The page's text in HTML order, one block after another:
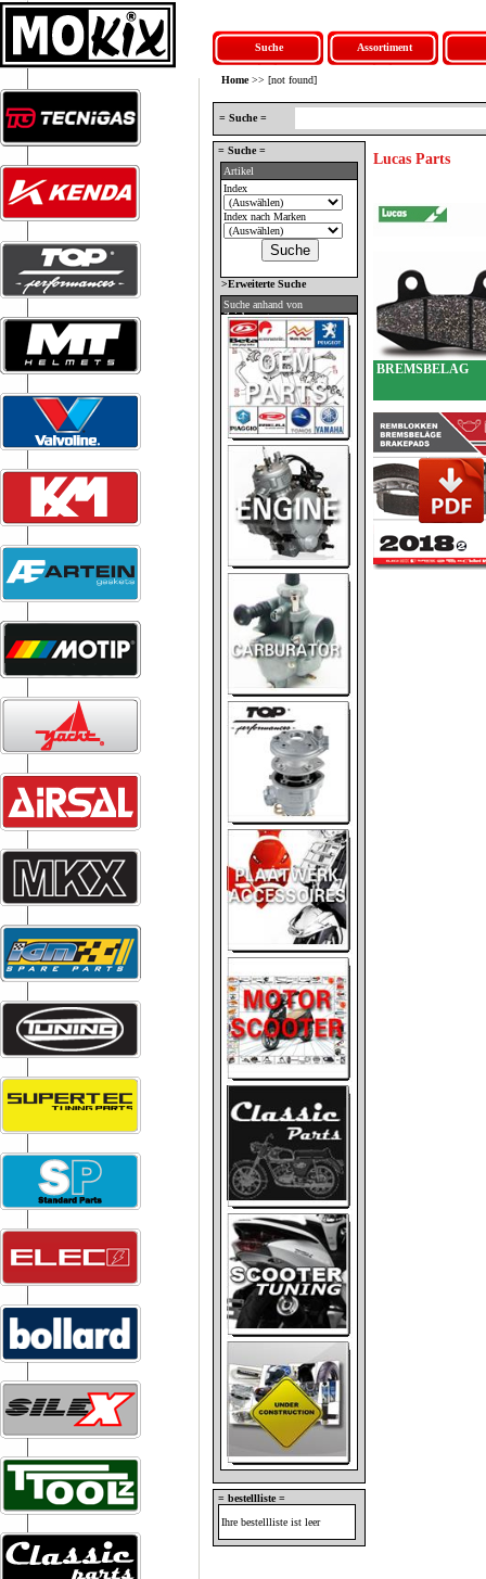
Suche Assortiment
Home>> [not found]
= Suche =
= Suche =
Artikel
Index
Index nach Marken
>Erweiterte Suche
Suche anhand von
Zeichnungen
= bestellliste =
Ihre bestellliste ist leer
Lucas Parts
BREMSBELAG